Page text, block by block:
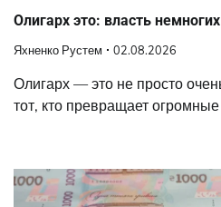
Олигарх это: власть
Яхненко Рустем 02.08.2026
Олигарх — это не просто
тот, кто превращает